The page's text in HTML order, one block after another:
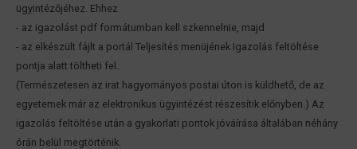
ügyintézőjéhez. Ehhez
- az igazolást pdf formátumban kell szkennelnie, majd
- az elkészült fájlt a portál Teljesítés menüjének Igazolás feltöltése
pontja alatt töltheti fel.
(Természetesen az irat hagyományos postai úton is küldhető, de az
egyetemek már az elektronikus ügyintézést részesítik előnyben.) Az
igazolás feltöltése után a gyakorlati pontok jóváírása általában néhány
órán belül megtörténik.